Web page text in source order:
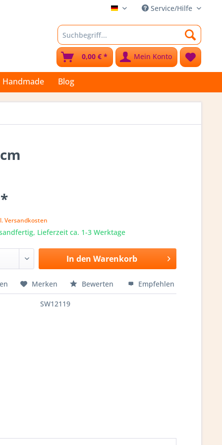
Stoffkleks Service/Hilfe
Mein Konto
0,00 € *
Handmade Blog
Versandkosten
Lieferzeit ca. 1-3 Werktage
In den Warenkorb
Merken Bewerten Empfehlen
SW12119